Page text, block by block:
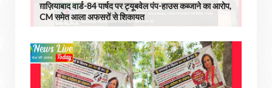
ग़ाज़ियाबाद वार्ड-84 पार्षद पर ट्यूबवेल पंप-हाउस कब्जाने का आरोप,
CM समेत आला अफसरों से शिकायत